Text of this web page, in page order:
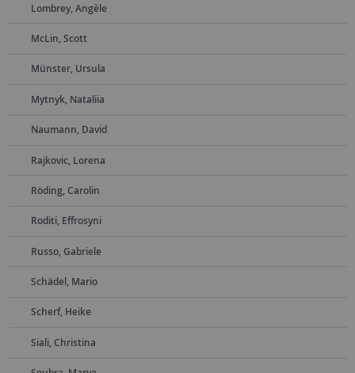
Lombrey, Angèle
McLin, Scott
Münster, Ursula
Mytnyk, Nataliia
Naumann, David
Rajkovic, Lorena
Röding, Carolin
Roditi, Effrosyni
Russo, Gabriele
Schädel, Mario
Scherf, Heike
Siali, Christina